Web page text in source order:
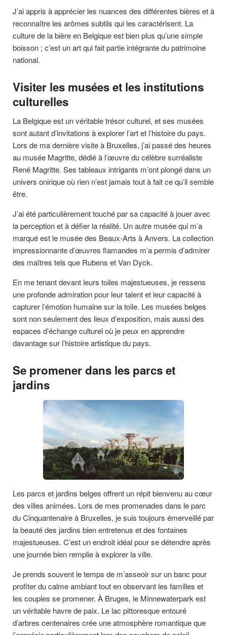
J’ai appris à apprécier les nuances des différentes bières et à
reconnaître les arômes subtils qui les caractérisent. La
culture de la bière en Belgique est bien plus qu’une simple
boisson ; c’est un art qui fait partie intégrante du patrimoine
national.
Visiter les musées et les institutions
culturelles
La Belgique est un véritable trésor culturel, et ses musées
sont autant d’invitations à explorer l’art et l’histoire du pays.
Lors de ma dernière visite à Bruxelles, j’ai passé des heures
au musée Magritte, dédié à l’œuvre du célèbre surréaliste
René Magritte. Ses tableaux intrigants m’ont plongé dans un
univers onirique où rien n’est jamais tout à fait ce qu’il semble
être.
J’ai été particulièrement touché par sa capacité à jouer avec
la perception et à défier la réalité. Un autre musée qui m’a
marqué est le musée des Beaux-Arts à Anvers. La collection
impressionnante d’œuvres flamandes m’a permis d’admirer
des maîtres tels que Rubens et Van Dyck.
En me tenant devant leurs toiles majestueuses, je ressens
une profonde admiration pour leur talent et leur capacité à
capturer l’émotion humaine sur la toile. Les musées belges
sont non seulement des lieux d’exposition, mais aussi des
espaces d’échange culturel où je peux en apprendre
davantage sur l’histoire artistique du pays.
Se promener dans les parcs et
jardins
Les parcs et jardins belges offrent un répit bienvenu au cœur
des villes animées. Lors de mes promenades dans le parc
du Cinquantenaire à Bruxelles, je suis toujours émerveillé par
la beauté des jardins bien entretenus et des fontaines
majestueuses. C’est un endroit idéal pour se détendre après
une journée bien remplie à explorer la ville.
Je prends souvent le temps de m’asseoir sur un banc pour
profiter du calme ambiant tout en observant les familles et
les couples se promener. À Bruges, le Minnewaterpark est
un véritable havre de paix. Le lac pittoresque entouré
d’arbres centenaires crée une atmosphère romantique que